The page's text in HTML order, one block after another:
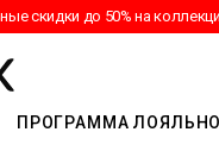
скидки до 50% на
ПРОГРАММА